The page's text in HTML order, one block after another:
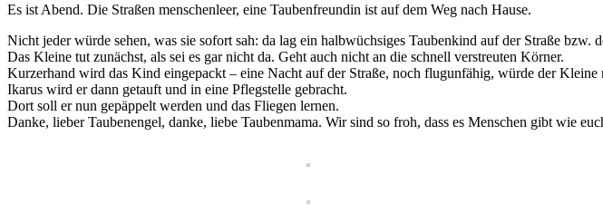
Es ist Abend. Die Straßen menschenleer, eine Taubenfreundin ist auf dem Weg nach Hause.
Nicht jeder würde sehen, was sie sofort sah: da lag ein halbwüchsiges Taubenkind auf der Straße
Das Kleine tut zunächst, als sei es gar nicht da. Geht auch nicht an die schnell verstreuten Körner.
Kurzerhand wird das Kind eingepackt – eine Nacht auf der Straße, noch flugunfähig, würde der Kleine
Ikarus wird er dann getauft und in eine Pflegstelle gebracht.
Dort soll er nun gepäppelt werden und das Fliegen lernen.
Danke, lieber Taubenengel, danke, liebe Taubenmama. Wir sind so froh, dass es Menschen gibt wie